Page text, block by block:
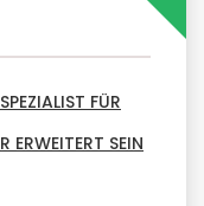
FÜR
ERWEITERT SEIN